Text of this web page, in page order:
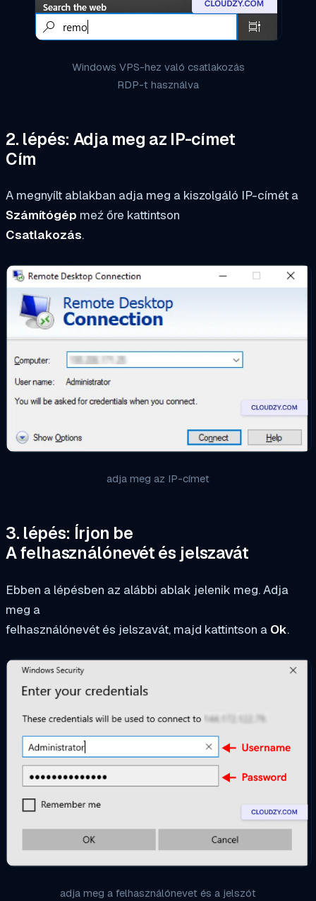
Windows VPS-hez való csatlakozás
RDP-t használva
2. lépés: Adja meg az IP-címet
Cím
A megnyílt ablakban adja meg a kiszolgáló IP-címét a
Számítógép meź őre kattintson
Csatlakozás.
adja meg az IP-címet
3. lépés: Írjon be
A felhasználónevét és jelszavát
Ebben a lépésben az alábbi ablak jelenik meg. Adja
meg a
felhasználónevét és jelszavát, majd kattintson a Ok.
adja meg a felhasználónevet és a jelszót